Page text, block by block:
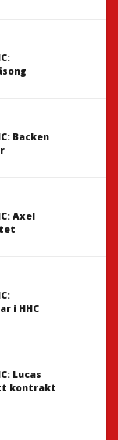
Backen
Axel
i HHC
Lucas
kontrakt